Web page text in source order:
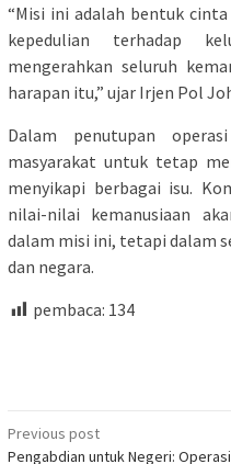
“Misi ini adalah bentuk
kepedulian terhadap
mengerahkan seluruh
harapan itu,” ujar Irjen Pol
Dalam penutupan
masyarakat untuk tetap
menyikapi berbagai isu.
nilai-nilai kemanusiaan
dalam misi ini, tetapi dalam
dan negara.
pembaca: 134
Post
Previous post
Pengabdian untuk Negeri: Operasi